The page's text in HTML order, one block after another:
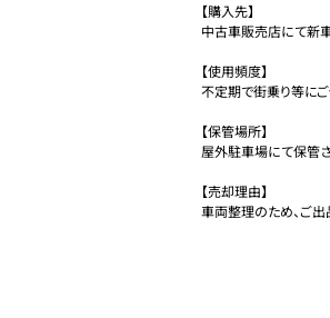
【購入先】
中古車販売店にて新
【使用頻度】
不定期で街乗り等に
【保管場所】
屋外駐車場にて保管さ
【売却理由】
車両整理のため、ご出